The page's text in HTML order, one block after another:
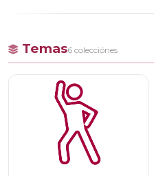
Temas6 colecciónes